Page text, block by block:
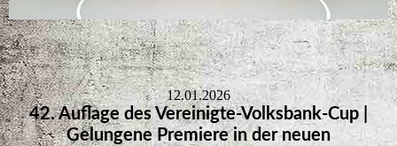
12.01.2026
42. Auflage des Vereinigte-Volksbank-Cup |
Gelungene Premiere in der neuen